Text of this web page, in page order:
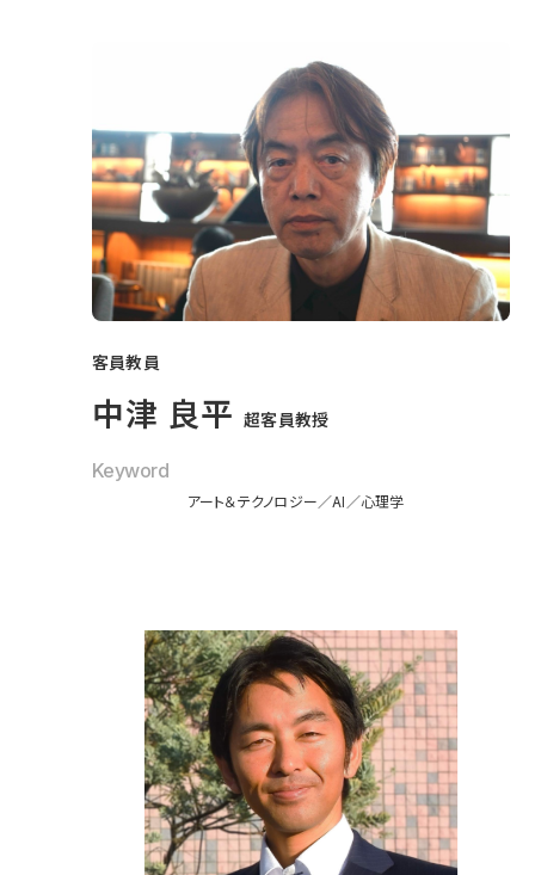
客員教員
中津 良平 超客員教授
Keyword
アート＆テクノロジー AI 心理学